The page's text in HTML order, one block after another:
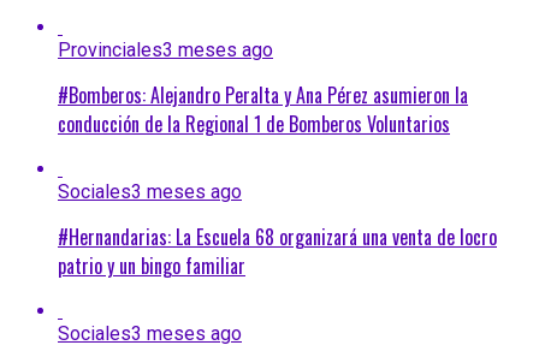
Provinciales3 meses ago
#Bomberos: Alejandro Peralta y Ana Pérez asumieron la
conducción de la Regional 1 de Bomberos Voluntarios
Sociales3 meses ago
#Hernandarias: La Escuela 68 organizará una venta de locro
patrio y un bingo familiar
Sociales3 meses ago